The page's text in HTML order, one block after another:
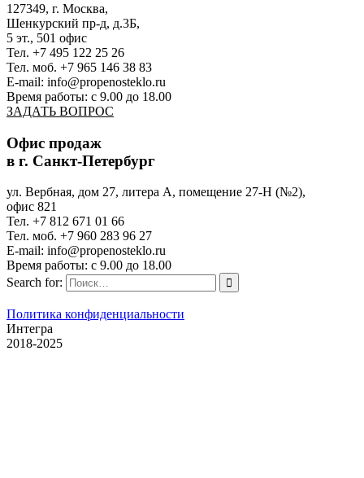
127349, г. Москва,
Шенкурский пр-д, д.3Б,
5 эт., 501 офис
Тел. +7 495 122 25 26
Тел. моб. +7 965 146 38 83
E-mail: info@propenosteklo.ru
Время работы: с 9.00 до 18.00
ЗАДАТЬ ВОПРОС
Офис продаж
в г. Санкт-Петербург
ул. Вербная, дом 27, литера А, помещение 27-Н (№2),
офис 821
Тел. +7 812 671 01 66
Тел. моб. +7 960 283 96 27
E-mail: info@propenosteklo.ru
Время работы: с 9.00 до 18.00
Search for:
Политика конфиденциальности
Интегра
2018-2025